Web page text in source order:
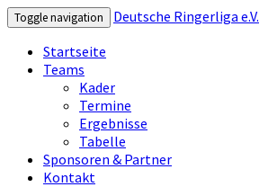
Toggle navigation
Deutsche Ringerliga e.V.
Startseite
Teams
Kader
Termine
Ergebnisse
Tabelle
Sponsoren & Partner
Kontakt